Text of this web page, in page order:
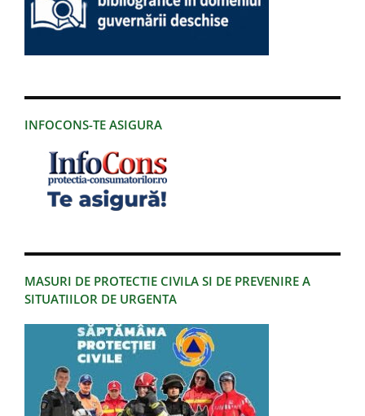
INFOCONS-TE ASIGURA
MASURI DE PROTECTIE CIVILA SI DE PREVENIRE A
SITUATIILOR DE URGENTA